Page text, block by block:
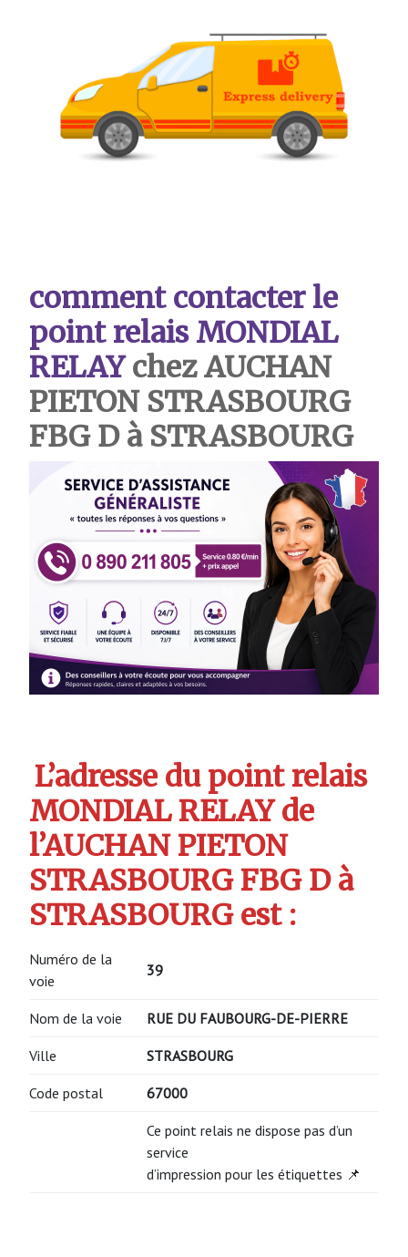
comment contacter le
point relais MONDIAL
RELAYchez AUCHAN
PIETON STRASBOURG
FBG D à STRASBOURG
L’adresse du point relais
MONDIAL RELAY de
l’AUCHAN PIETON
STRASBOURG FBG D à
STRASBOURG est :
Numéro de la
voie
39
Nom de la voie RUE DU FAUBOURG-DE-PIERRE
Ville STRASBOURG
Code postal 67000
Ce point relais ne dispose pas d’un
service
d’impression pour les étiquettes 📌